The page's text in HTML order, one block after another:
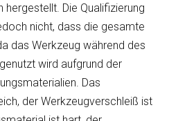
hergestellt. Die Qualifizierung
nicht, dass die gesamte
das Werkzeug während des
wird aufgrund der
Das
der Werkzeugverschleiß ist